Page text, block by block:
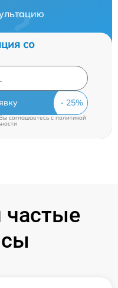
со
соглашаетесь c политикой
частые